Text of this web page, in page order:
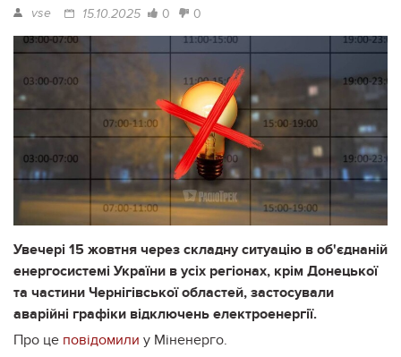
vse 15.10.2025 0 0
Увечері 15 жовтня через складну ситуацію в об'єднаній
енергосистемі України в усіх регіонах, крім Донецької
та частини Чернігівської областей, застосували
аварійні графіки відключень електроенергії.
Про це повідомили у Міненерго.